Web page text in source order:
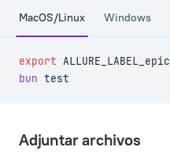
MacOS/Linux Windows
export ALLURE_LABEL_epic
bun test
Adjuntar archivos